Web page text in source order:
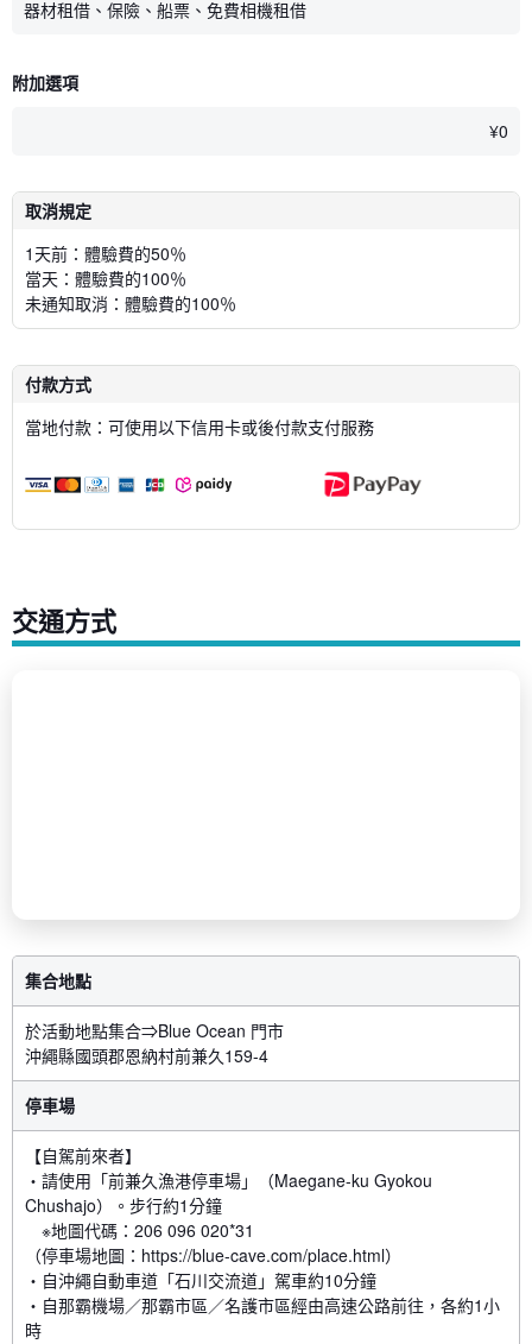
器材租借、保險、船票、免費相機租借
附加選項
¥0
取消規定
1天前：體驗費的50％
當天：體驗費的100％
未通知取消：體驗費的100％
付款方式
當地付款：可使用以下信用卡或後付款支付服務
交通方式
集合地點
於活動地點集合⇒Blue Ocean 門市
沖繩縣國頭郡恩納村前兼久159-4
停車場
【自駕前來者】
・請使用「前兼久漁港停車場」（Maegane-ku Gyokou
Chushajo）。步行約1分鐘
※地圖代碼：206 096 020*31
（停車場地圖：https://blue-cave.com/place.html）
・自沖繩自動車道「石川交流道」駕車約10分鐘
・自那霸機場／那霸市區／名護市區經由高速公路前往，各約1小
時